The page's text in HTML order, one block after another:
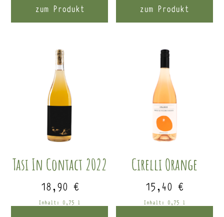
zum Produkt zum Produkt
Tasi In Contact 2022
18,90 €
Inhalt: 0,75 l
Cirelli Orange
15,40€
Inhalt: 0,75 l